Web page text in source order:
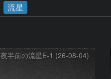
流星
夜半前の流星E-1 (26-08-04)